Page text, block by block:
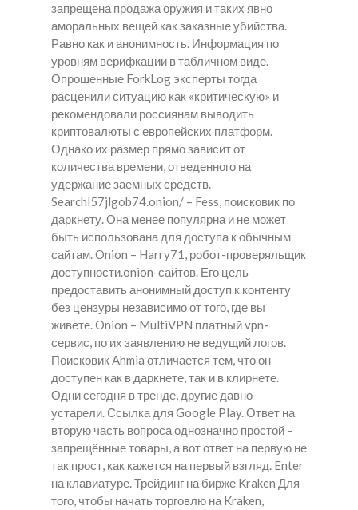
запрещена продажа оружия и таких явно
аморальных вещей как заказные убийства.
Равно как и анонимность. Информация по
уровням верифкации в табличном виде.
Опрошенные ForkLog эксперты тогда
расценили ситуацию как «критическую» и
рекомендовали россиянам выводить
криптовалюты с европейских платформ.
Однако их размер прямо зависит от
количества времени, отведенного на
удержание заемных средств.
Searchl57jlgob74.onion/ – Fess, поисковик по
даркнету. Она менее популярна и не может
быть использована для доступа к обычным
сайтам. Onion – Harry71, робот-проверяльщик
доступности.onion-сайтов. Его цель
предоставить анонимный доступ к контенту
без цензуры независимо от того, где вы
живете. Onion – MultiVPN платный vpn-
сервис, по их заявлению не ведущий логов.
Поисковик Ahmia отличается тем, что он
доступен как в даркнете, так и в клирнете.
Одни сегодня в тренде, другие давно
устарели. Ссылка для Google Play. Ответ на
вторую часть вопроса однозначно простой –
запрещённые товары, а вот ответ на первую не
так прост, как кажется на первый взгляд. Enter
на клавиатуре. Трейдинг на бирже Kraken Для
того, чтобы начать торговлю на Kraken,